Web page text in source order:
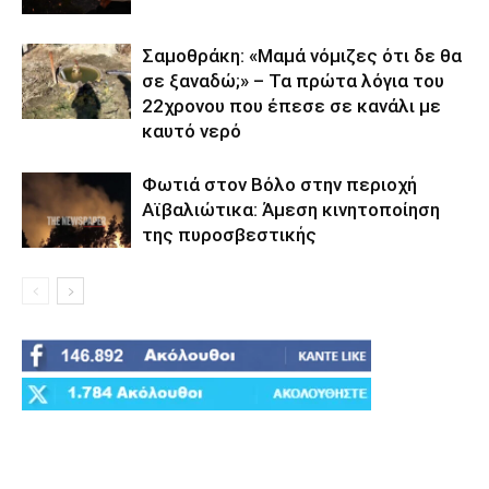
Σαμοθράκη: «Μαμά νόμιζες ότι δε θα
σε ξαναδώ;» – Τα πρώτα λόγια του
22χρονου που έπεσε σε κανάλι με
καυτό νερό
Φωτιά στον Βόλο στην περιοχή
Αϊβαλιώτικα: Άμεση κινητοποίηση
της πυροσβεστικής